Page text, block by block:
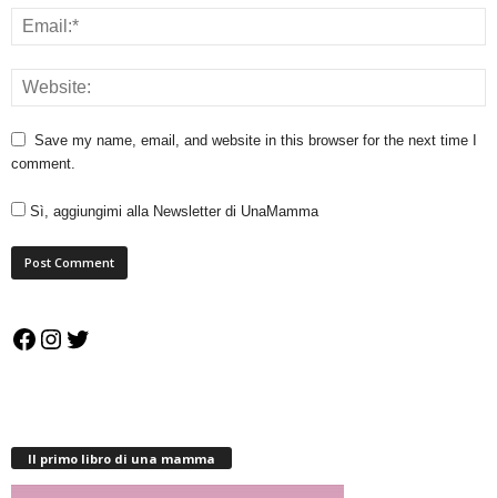
Save my name, email, and website in this browser for the next time I
comment.
Sì, aggiungimi alla Newsletter di UnaMamma
Facebook
Instagram
Twitter
Il primo libro di una mamma